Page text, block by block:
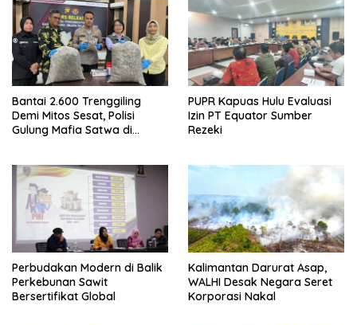
Bantai 2.600 Trenggiling
Demi Mitos Sesat, Polisi
Gulung Mafia Satwa di
PUPR Kapuas Hulu Evaluasi
Izin PT Equator Sumber
Rezeki
Perbudakan Modern di Balik
Perkebunan Sawit
Bersertifikat Global
Kalimantan Darurat Asap,
WALHI Desak Negara Seret
Korporasi Nakal